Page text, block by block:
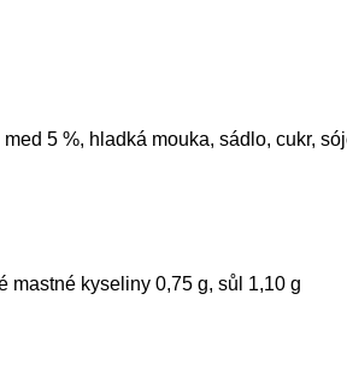
5 %, hladká mouka, sádlo, cukr,
mastné kyseliny 0,75 g, sůl 1,10 g